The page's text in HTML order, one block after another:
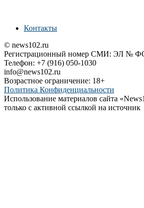
Контакты
© news102.ru
Регистрационный номер СМИ: ЭЛ № ФС
Телефон: +7 (916) 050-1030
info@news102.ru
Возрастное ограничение: 18+
Политика Конфиденциальности
Использование материалов сайта
только с активной ссылкой на источник